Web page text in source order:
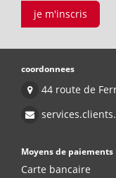
je m'inscris
coordonnees
44 route de
Moyens de paiements
Carte bancaire